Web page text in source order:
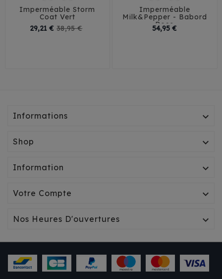
Imperméable Storm
Coat Vert
29,21 € 38,95 €
Imperméable
Milk&Pepper - Babord
Rose
54,95 €
Informations 
Shop 
Information 
Votre Compte 
Nos Heures D'ouvertures 